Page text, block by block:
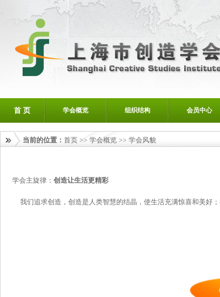
首 页 学会概览 组织结构 会员中心
当前的位置： 首页 >> 学会概览 >> 学会风貌
学会主旋律： 创造让生活更精彩
我们追求创造，创造是人类智慧的结晶，使生活充满惊喜和美好